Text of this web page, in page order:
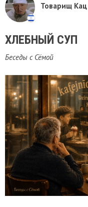
Товарищ Кац
ХЛЕБНЫЙ СУП
Беседы с Сёмой